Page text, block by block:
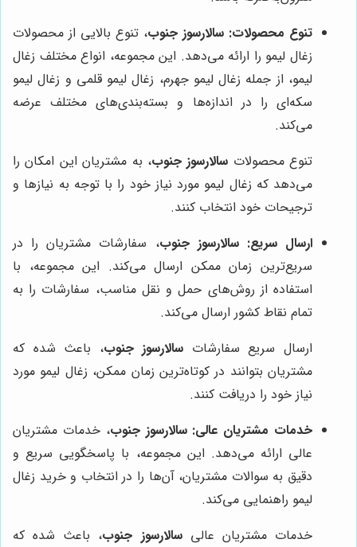
تنوع محصولات: سالارسوز جنوب، تنوع بالایی از محصولات
زغال لیمو را ارائه می‌دهد. این مجموعه، انواع مختلف زغال
لیمو، از جمله زغال لیمو جهرم، زغال لیمو قلمی و زغال لیمو
سکه‌ای را در اندازه‌ها و بسته‌بندی‌های مختلف عرضه
می‌کند.
تنوع محصولات سالارسوز جنوب، به مشتریان این امکان را
می‌دهد که زغال لیمو مورد نیاز خود را با توجه به نیازها و
ترجیحات خود انتخاب کنند.
ارسال سریع: سالارسوز جنوب، سفارشات مشتریان را در
سریع‌ترین زمان ممکن ارسال می‌کند. این مجموعه، با
استفاده از روش‌های حمل و نقل مناسب، سفارشات را به
تمام نقاط کشور ارسال می‌کند.
ارسال سریع سفارشات سالارسوز جنوب، باعث شده که
مشتریان بتوانند در کوتاه‌ترین زمان ممکن، زغال لیمو مورد
نیاز خود را دریافت کنند.
خدمات مشتریان عالی: سالارسوز جنوب، خدمات مشتریان
عالی ارائه می‌دهد. این مجموعه، با پاسخگویی سریع و
دقیق به سوالات مشتریان، آن‌ها را در انتخاب و خرید زغال
لیمو راهنمایی می‌کند.
خدمات مشتریان عالیسالارسوز جنوب، باعث شده که